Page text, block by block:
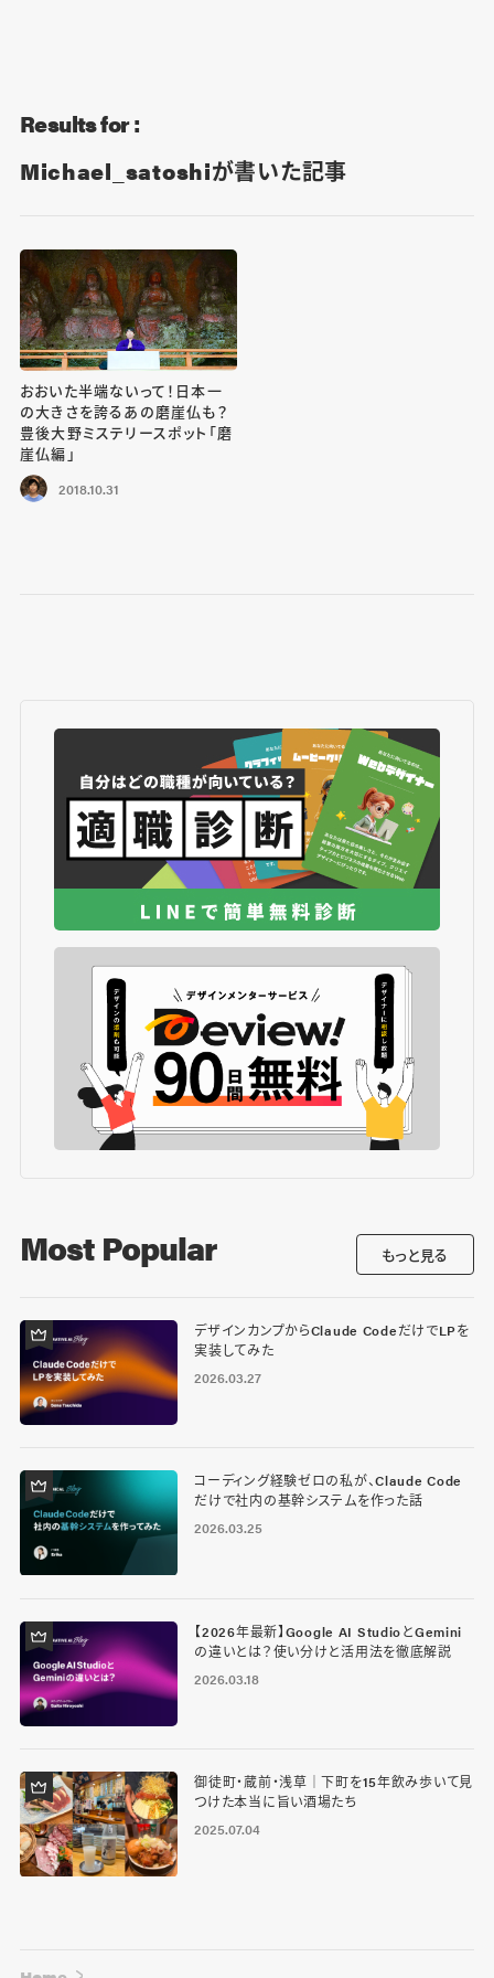
Results for :
Michael_satoshiが書いた記事
おおいた半端ないって！日本一
の大きさを誇るあの磨崖仏も？
豊後大野ミステリースポット「磨
崖仏編」
2018.10.31
Most Popular もっと見る
デザインカンプからClaude CodeだけでLPを
実装してみた
2026.03.27
コーディング経験ゼロの私が、Claude Code
だけで社内の基幹システムを作った話
2026.03.25
【2026年最新】Google AI StudioとGemini
の違いとは？使い分けと活用法を徹底解説
2026.03.18
御徒町・蔵前・浅草｜下町を15年飲み歩いて見
つけた本当に旨い酒場たち
2025.07.04